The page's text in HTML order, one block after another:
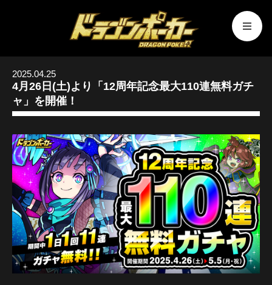
2025.04.25
4月26日(土)より「12周年記念最大110連無料ガチ
ャ」を開催！